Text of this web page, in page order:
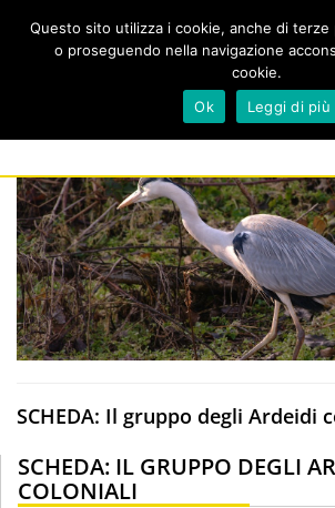
SCHEDA: Il gruppo degli Ardeidi
SCHEDA: IL GRUPPO DEGLI
COLONIALI
Questo sito utilizza i cookie, anche di terze
o proseguendo nella navigazione
cookie.
Ok
Leggi di più